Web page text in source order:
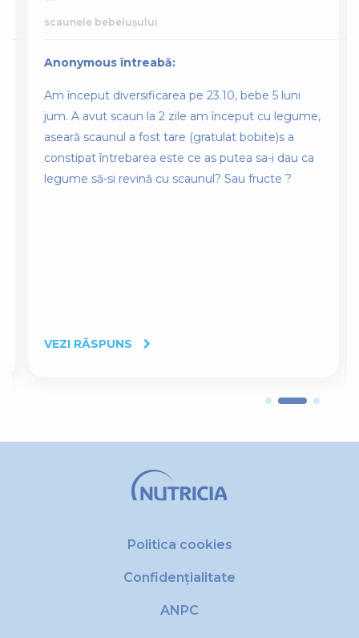
scaunele bebelușului
Anonymous întreabă:
Am început diversificarea pe 23.10, bebe 5 luni
jum. A avut scaun la 2 zile am început cu legume,
aseară scaunul a fost tare (gratulat bobite)s a
constipat întrebarea este ce as putea sa-i dau ca
legume să-si revină cu scaunul? Sau fructe ?
VEZI RĂSPUNS
Politica cookies
Confidențialitate
ANPC